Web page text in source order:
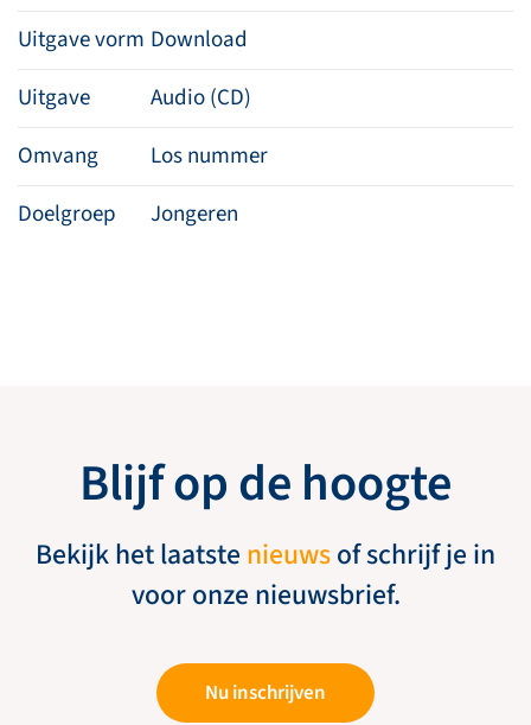
Uitgave vorm Download
Uitgave
Audio (CD)
Omvang
Los nummer
Doelgroep
Jongeren
Blijf op de hoogte
Bekijk het laatste nieuwsof schrijf je in
voor onze nieuwsbrief.
Nu inschrijven